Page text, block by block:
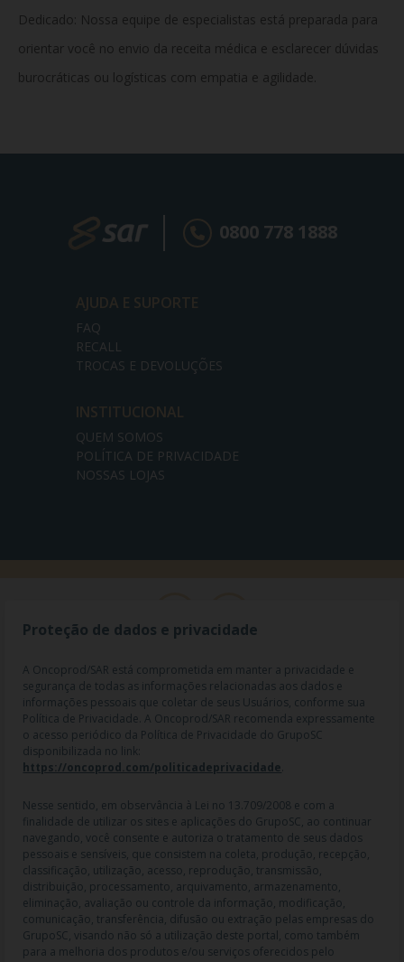
Dedicado: Nossa equipe de especialistas está preparada para
orientar você no envio da receita médica e esclarecer dúvidas
burocráticas ou logísticas com empatia e agilidade.
0800 778 1888
AJUDA E SUPORTE
FAQ
RECALL
TROCAS E DEVOLUÇÕES
INSTITUCIONAL
QUEM SOMOS
POLÍTICA DE PRIVACIDADE
NOSSAS LOJAS
RAZÃO SOCIAL: ONCO PROD DIST. DE PROD. HOSP. E ONCOL. LTDA |
04.307.650/0019-64 | IE: 119.242.793.110 | Endereço R: Olimpíadas, nº
100 2º andar CJ 21 22 - Vila Olímpia - SP | Cep: 04551-000 |
Farmacêutico responsável: Dra. Gislaine Lopes de Jesus - CRF/SP 47509
| AFE: 7.60997-7 | CMVS: 355030801-477-010609-1-0.
As informações contidas neste site não devem ser usadas para
automedicação e não substituem, em hipótese alguma, as orientações
dadas pelo profissional da área médica. Somente o médico está apto a
diagnosticar qualquer problema de saúde e prescrever o tratamento
adequado. Ao persistirem os sintomas, um médico deverá ser
Proteção de dados e privacidade
A Oncoprod/SAR está comprometida em manter a privacidade e
segurança de todas as informações relacionadas aos dados e
informações pessoais que coletar de seus Usuários, conforme sua
Política de Privacidade. A Oncoprod/SAR recomenda expressamente
o acesso periódico da Política de Privacidade do GrupoSC
disponibilizada no link:
https://oncoprod.com/politicadeprivacidade
Nesse sentido, em observância à Lei no 13.709/2008 e com a
finalidade de utilizar os sites e aplicações do GrupoSC, ao continuar
navegando, você consente e autoriza o tratamento de seus dados
pessoais e sensíveis, que consistem na coleta, produção, recepção,
classificação, utilização, acesso, reprodução, transmissão,
distribuição, processamento, arquivamento, armazenamento,
eliminação, avaliação ou controle da informação, modificação,
comunicação, transferência, difusão ou extração pelas empresas do
GrupoSC, visando não só a utilização deste portal, como também
para a melhoria dos produtos e/ou serviços oferecidos pelo